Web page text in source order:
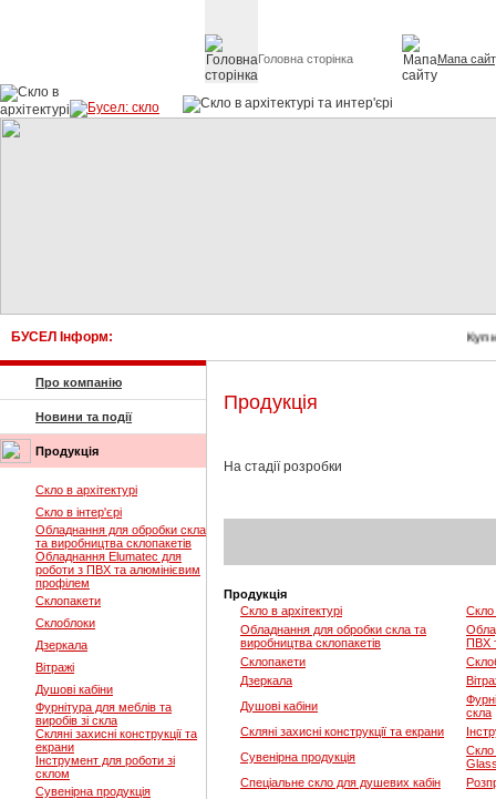
Головна сторінка Мапа
БУСЕЛ Інформ:
Про компанію
Новини та події
Продукція
Скло в архітектурі
Скло в інтер'єрі
Обладнання для обробки скла
та виробництва склопакетів
Обладнання Elumatec для
роботи з ПВХ та алюмінієвим
профілем
Склопакети
Склоблоки
Дзеркала
Вітражі
Душові кабіни
Фурнітура для меблів та
виробів зі скла
Скляні захисні конструкції та
екрани
Інструмент для роботи зі
склом
Сувенірна продукція
Продукція
На стадії розробки
Продукція
Скло в архітектурі
Скло
Обладнання для обробки скла та
виробництва склопакетів
ПВХ
Склопакети
Дзеркала
Душові кабіни
скла
Скляні захисні конструкції та екрани
Сувенірна продукція
Скло
Спеціальне скло для душевих кабін